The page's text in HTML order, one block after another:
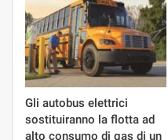
Gli autobus elettrici
sostituiranno la flotta ad
alto consumo di gas di un